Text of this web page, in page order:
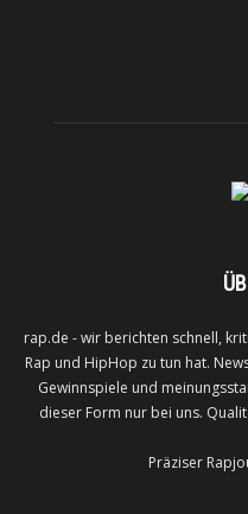
rap.de - wir berichten schnell,
Rap und HipHop zu tun hat.
Gewinnspiele und
dieser Form nur bei uns.
Präziser